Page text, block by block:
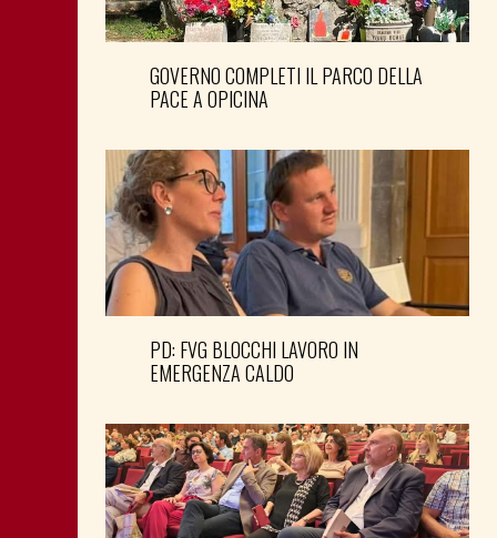
GOVERNO COMPLETI IL PARCO DELLA
PACE A OPICINA
PD: FVG BLOCCHI LAVORO IN
EMERGENZA CALDO